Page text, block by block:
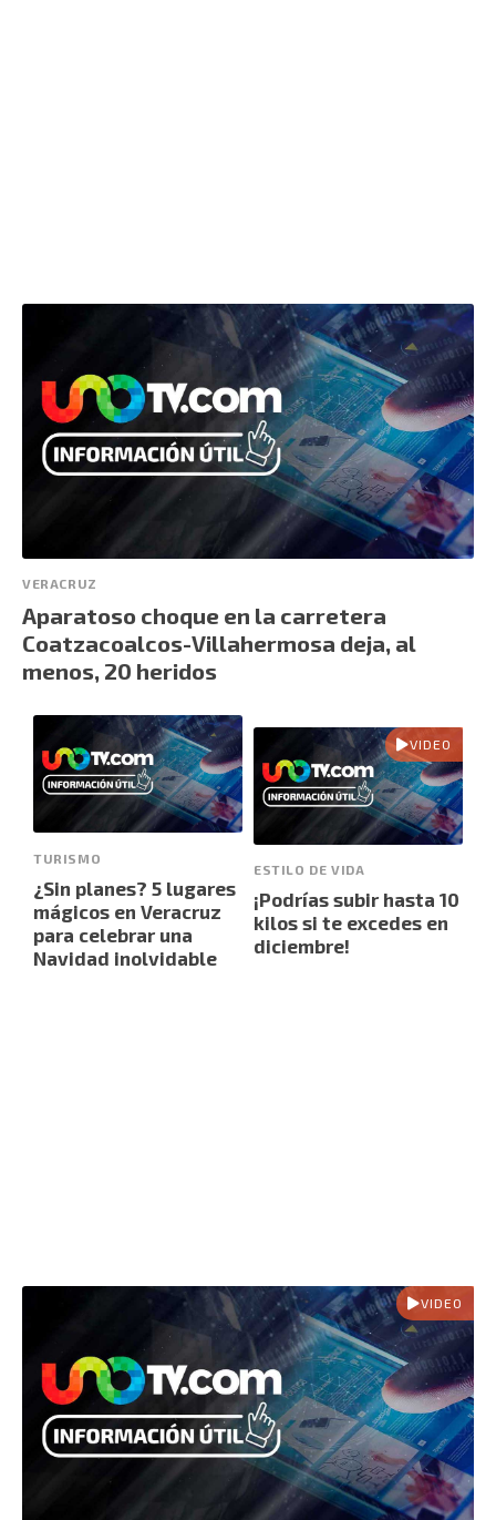
VERACRUZ
Aparatoso choque en la carretera
Coatzacoalcos-Villahermosa deja, al
menos, 20 heridos
TURISMO
¿Sin planes? 5 lugares
mágicos en Veracruz
para celebrar una
Navidad inolvidable
VIDEO
ESTILO DE VIDA
¡Podrías subir hasta 10
kilos si te excedes en
diciembre!
VIDEO